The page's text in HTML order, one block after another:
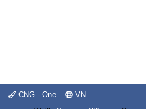
CNG - One VN